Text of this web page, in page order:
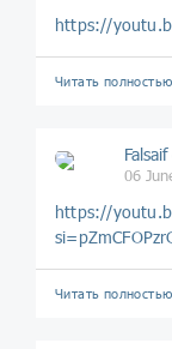
https://
Читать
06
https://
Читать